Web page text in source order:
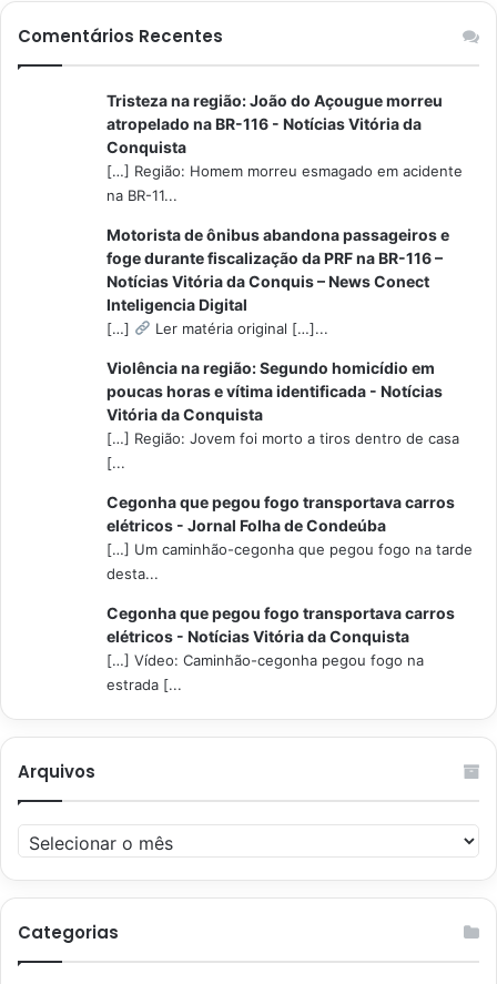
Comentários Recentes
Tristeza na região: João do Açougue morreu
atropelado na BR-116 - Notícias Vitória da
Conquista
[…] Região: Homem morreu esmagado em acidente
na BR-11...
Motorista de ônibus abandona passageiros e
foge durante fiscalização da PRF na BR-116 –
Notícias Vitória da Conquis – News Conect
Inteligencia Digital
[…] Ler matéria original […]...
Violência na região: Segundo homicídio em
poucas horas e vítima identificada - Notícias
Vitória da Conquista
[…] Região: Jovem foi morto a tiros dentro de casa
[...
Cegonha que pegou fogo transportava carros
elétricos - Jornal Folha de Condeúba
[…] Um caminhão-cegonha que pegou fogo na tarde
desta...
Cegonha que pegou fogo transportava carros
elétricos - Notícias Vitória da Conquista
[…] Vídeo: Caminhão-cegonha pegou fogo na
estrada [...
Arquivos
Arquivos
Categorias